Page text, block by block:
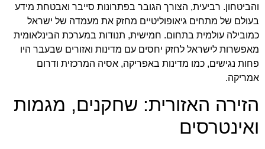
והביטחון. רביעית, הצורך הגובר בפתרונות סייבר ואבטחת מידע
בעולם של מתחים גיאופוליטיים מחזק את מעמדה של ישראל
כמובילה עולמית בתחום. חמישית, תנודות במערכת הבינלאומית
מאפשרות לישראל לחזק יחסים עם מדינות ואזורים שבעבר היו
פחות נגישים, כמו מדינות באפריקה, אסיה המרכזית ודרום
אמריקה.
הזירה האזורית: שחקנים, מגמות
ואינטרסים